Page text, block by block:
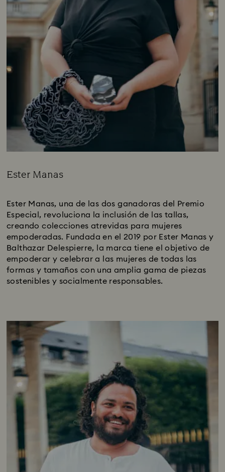
Ester Manas
Ester Manas, una de las dos ganadoras del Premio
Especial, revoluciona la inclusión de las tallas,
creando colecciones atrevidas para mujeres
empoderadas. Fundada en el 2019 por Ester Manas y
Balthazar Delespierre, la marca tiene el objetivo de
empoderar y celebrar a las mujeres de todas las
formas y tamaños con una amplia gama de piezas
sostenibles y socialmente responsables.